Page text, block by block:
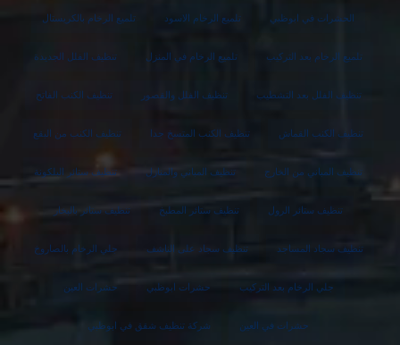
الحشرات في ابوظبي تلميع الرخام الاسود تلميع الرخام بالكريستال
تلميع الرخام بعد التركيب تلميع الرخام في المنزل تنظيف الفلل الجديدة
تنظيف الفلل بعد التشطيب تنظيف الفلل والقصور تنظيف الكنب الفاتح
تنظيف الكنب القماش تنظيف الكنب المتسخ جدا تنظيف الكنب من البقع
تنظيف المباني من الخارج تنظيف المباني والمنازل تنظيف ستائر البلكونة
تنظيف ستائر الرول تنظيف ستائر المطبخ تنظيف ستائر بالبخار
تنظيف سجاد المساجد تنظيف سجاد على الناشف جلي الرخام بالصاروخ
جلي الرخام بعد التركيب حشرات ابوظبي حشرات العين
حشرات في العين شركة تنظيف شقق في ابوظبي